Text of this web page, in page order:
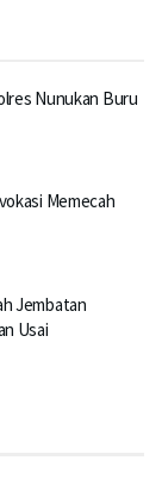
Nunukan Buru
Memecah
Jembatan
Usai